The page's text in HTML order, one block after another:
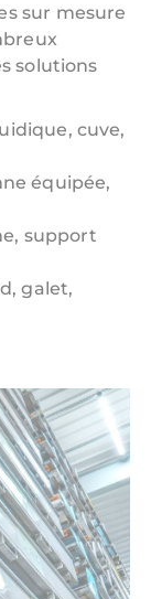
sur mesure
solutions
cuve,
équipée,
support
galet,